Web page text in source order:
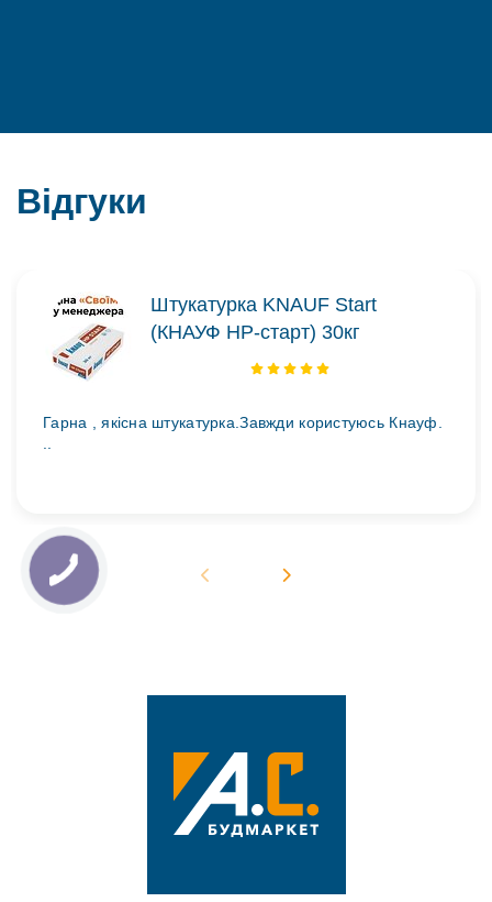
Відгуки
Штукатурка KNAUF Start
(КНАУФ НР-старт) 30кг
Гарна , якісна штукатурка.Завжди користуюсь Кнауф.
..